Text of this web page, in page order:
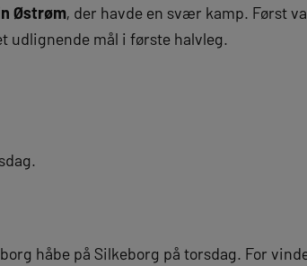
Østrøm, der havde en svær kamp. Først
udlignende mål i første halvleg.
håbe på Silkeborg på torsdag. For